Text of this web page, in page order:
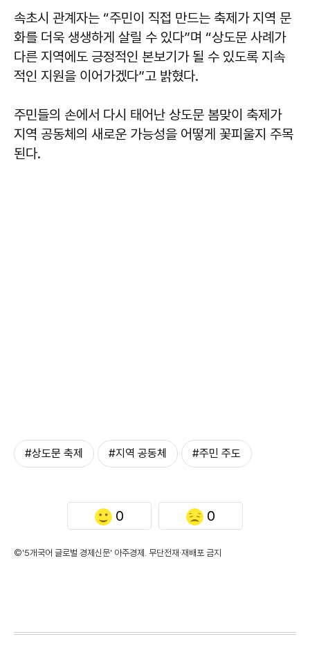
속초시 관계자는 “주민이 직접 만드는 축제가 지역 문
화를 더욱 생생하게 살릴 수 있다”며 “상도문 사례가
다른 지역에도 긍정적인 본보기가 될 수 있도록 지속
적인 지원을 이어가겠다”고 밝혔다.
주민들의 손에서 다시 태어난 상도문 봄맞이 축제가
지역 공동체의 새로운 가능성을 어떻게 꽃피울지 주목
된다.
#상도문 축제 #지역 공동체 #주민 주도
0 0
©'5개국어 글로벌 경제신문' 아주경제. 무단전재·재배포 금지